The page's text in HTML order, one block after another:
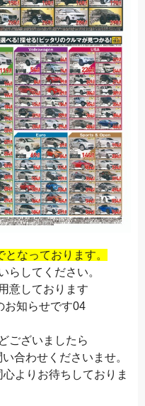
なっております。
らしてください。
意しております
ございましたら
合わせくださいませ。
よりお待ちしておりま